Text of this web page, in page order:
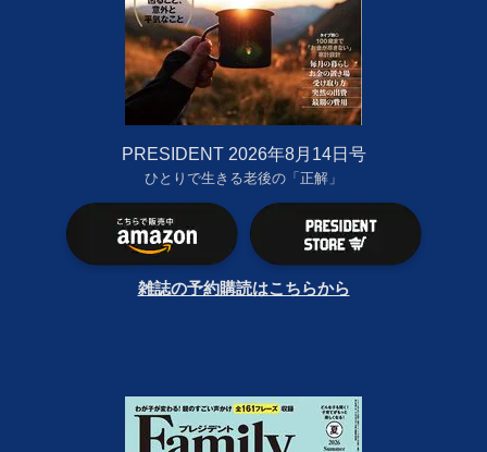
PRESIDENT 2026年8月14日号
ひとりで生きる老後の「正解」
雑誌の予約購読はこちらから